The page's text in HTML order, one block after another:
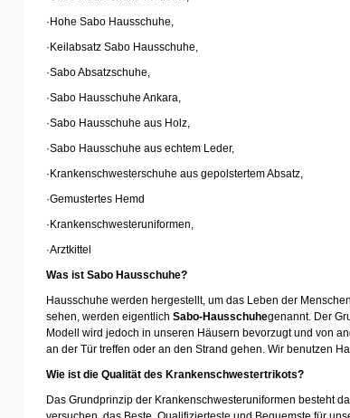
·Hohe Sabo Hausschuhe,
·Keilabsatz Sabo Hausschuhe,
·Sabo Absatzschuhe,
·Sabo Hausschuhe Ankara,
·Sabo Hausschuhe aus Holz,
·Sabo Hausschuhe aus echtem Leder,
·Krankenschwesterschuhe aus gepolstertem Absatz,
·Gemustertes Hemd
·Krankenschwesteruniformen,
·Arztkittel
Was ist Sabo Hausschuhe?
Hausschuhe werden hergestellt, um das Leben der
sehen, werden eigentlich Sabo-Hausschuhegenannt. Der
Modell wird jedoch in unseren Häusern bevorzugt und von
an der Tür treffen oder an den Strand gehen. Wir benutzen
Wie ist die Qualität des Krankenschwestertrikots?
Das Grundprinzip der Krankenschwesteruniformen besteht